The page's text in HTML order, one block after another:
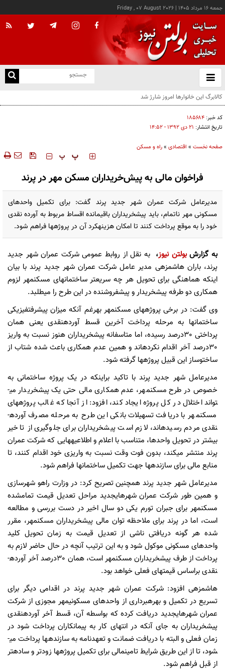
جمعه ۱۶ مرداد ۱۴۰۵ |
Friday , 07 August 2026
باز
و
کد خبر: ۱۸۵۶۸۴
تاریخ انتشار: ۲۱ دی ۱۳۹۲ - ۱۴:۵۲
صفحه نخست » اقتصادی »راه و مسکن
‍‍‍ پ پ
فراخوان مالی به پیش‌خریداران مسکن مهر در پرند
مدیرعامل شرکت عمران شهر جدید پرند گفت: برای تکمیل واحدهای
مسکونی­ مهر ناتمام، باید پیش­خریداران باقی­مانده اقساط مربوط به آورده نقدی
خود را به موقع پرداخت کنند تا امکان هزینه­کرد آن در پروژه­ها فراهم شود.
به گزارشبولتن نیوز،به نقل از روابط­ عمومی شرکت عمران شهر جدید
پرند، باران هاشم­زهی مدیر عامل شرکت عمران شهر جدید پرند با بیان
اینکه هماهنگی برای تحویل هر چه سریعتر ساختمان­های مسکن­مهر لزوم
همکاری دو طرفه پیش­خریدار و پیش­فروشنده در این طرح را می­طلبد.
وی گفت: در برخی پروژه­های مسکن­مهر به­رغم آنکه میزان پیشرفت­فیزیکی
ساختمان­ها به مرحله پرداخت آخرین قسط آورده­نقدی یعنی همان
پرداختی 30درصد رسیده، اما متاسفانه پیش­خریداران هنوز نسبت به واریز
30درصد آخر اقدام نکرده­اند و همین عدم همکاری باعث شده شتاب از
ساخت­وساز این قبیل پروژه­ها گرفته شود.
مدیرعامل شهر جدید پرند با تاکید براینکه در یک پروژه ساختمانی به
خصوص در طرح مسکن­مهر، عدم همکاری مالی حتی یک پیش­خریدار می­
تواند اختلال در کل پروژه ایجاد کند، افزود: از آنجا که غالب پروژه­های
مسکن­مهر با دریافت تسهیلات بانکی این طرح به مرحله مصرف آورده­
نقدی مردم رسیده­اند، لازم است پیش­خریداران برای جلوگیری از تاخیر
بیشتر در تحویل واحدها، متناسب با اعلام و اطلاعیه­هایی که شرکت عمران
پرند منتشر می­­کند، بدون فوت وقت نسبت به واریزی خود اقدام کنند، تا
منابع مالی برای سازنده­ها جهت تکمیل ساختمان­ها فراهم شود.
مدیرعامل شهر جدید پرند همچنین تصریح کرد: در وزارت راه­و شهرسازی
و همین طور شرکت عمران شهرهای­جدید مراحل تعدیل قیمت تمام­شده
مسکن­مهر برای جبران تورم یکی دو سال اخیر در دست بررسی و مطالعه
است، اما در پرند برای ملاحظه توان مالی پیش­خریداران مسکن­مهر، مقرر
شده هر گونه دریافتی ناشی از تعدیل قیمت به زمان تحویل کلید
واحدهای مسکونی موکول شود و به این ترتیب آنچه در حال حاضر لازم به
پرداخت از طرف پیش­خریداران مسکن­مهر است، همان 30درصد آخر آورده­
نقدی براساس قیمت­های فعلی خواهد بود.
هاشم­زهی افزود: شرکت عمران شهر جدید پرند در اقدامی دیگر برای
تسریع در تکمیل و بهره­برداری از واحدهای مسکونی­مهر مجوزی از شرکت
عمران شهرهای­جدید دریافت کرده که بواسطه آن، قسط آخر آورده­نقدی
پیش­خریداران به جای آنکه در انتهای کار به پیمانکاران پرداخت شود در
زمان فعلی و البته با دریافت ضمانت و تعهدنامه به سازنده­ها پرداخت می­
شود، تا از این طریق شرایط تامین­مالی برای تکمیل پروژه­ها زودتر و ساده­تر
از قبل فراهم شود.